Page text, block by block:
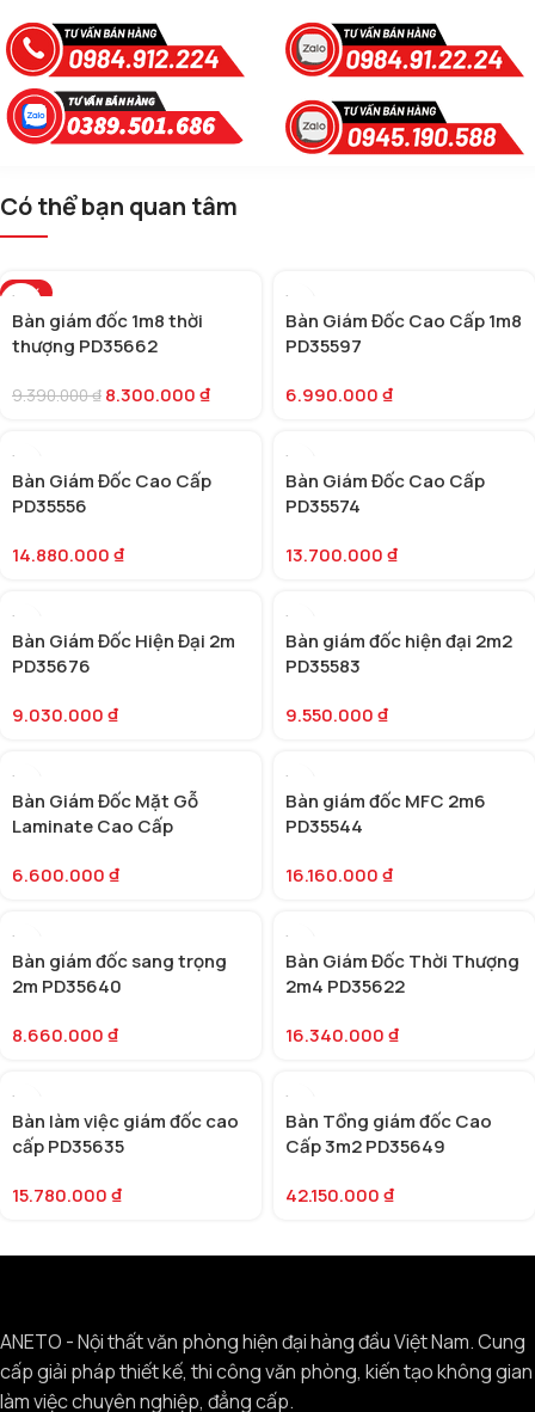
Có thể bạn quan tâm
-12%
Bàn giám đốc 1m8 thời
thượng PD35662
9.390.000₫ 8.300.000₫
Bàn Giám Đốc Cao Cấp 1m8
PD35597
6.990.000₫
Bàn Giám Đốc Cao Cấp
PD35556
14.880.000₫
Bàn Giám Đốc Cao Cấp
PD35574
13.700.000₫
Bàn Giám Đốc Hiện Đại 2m
PD35676
9.030.000₫
Bàn giám đốc hiện đại 2m2
PD35583
9.550.000₫
Bàn Giám Đốc Mặt Gỗ
Laminate Cao Cấp
6.600.000₫
Bàn giám đốc MFC 2m6
PD35544
16.160.000₫
Bàn giám đốc sang trọng
2m PD35640
8.660.000₫
Bàn Giám Đốc Thời Thượng
2m4 PD35622
16.340.000₫
Bàn làm việc giám đốc cao
cấp PD35635
15.780.000₫
Bàn Tổng giám đốc Cao
Cấp 3m2 PD35649
42.150.000₫
ANETO - Nội thất văn phòng hiện đại hàng đầu Việt Nam. Cung
cấp giải pháp thiết kế, thi công văn phòng, kiến tạo không gian
làm việc chuyên nghiệp, đẳng cấp.